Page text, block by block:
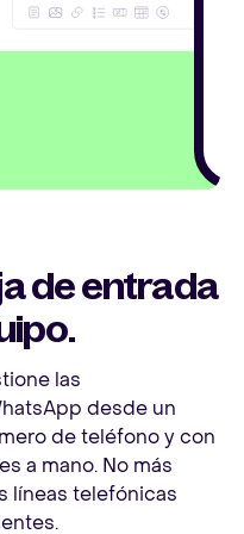
de entrada
las
desde un
de teléfono y con
a mano. No más
líneas telefónicas